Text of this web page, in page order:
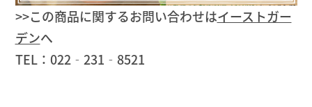
>>この商品に関するお問い合わせはイーストガー
デンへ
TEL：022‐231‐8521